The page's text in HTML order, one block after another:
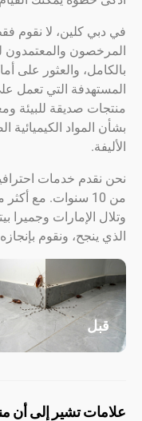
كلين، لا نقوم فقط بالرش
والمعتمدون لدينا
والعثور على أماكن
التي تعمل على حل
صديقة للبيئة ومعتمدة
الكيميائية الضارة
خدمات احترافية
الإمارات وجميرا بيتش
ونقوم بإنجازه بشكل
تشير إلى أن منزلك أو